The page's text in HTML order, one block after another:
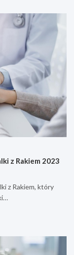
z Rakiem 2023
z Rakiem, który